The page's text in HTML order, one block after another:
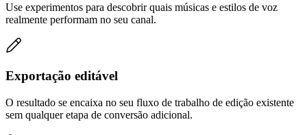
Use experimentos para descobrir quais músicas e estilos de voz
realmente performam no seu canal.
Exportação editável
O resultado se encaixa no seu fluxo de trabalho de edição existente
sem qualquer etapa de conversão adicional.